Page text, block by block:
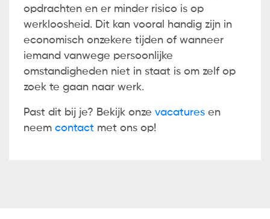
opdrachten en er minder risico is op
werkloosheid. Dit kan vooral handig zijn in
economisch onzekere tijden of wanneer
iemand vanwege persoonlijke
omstandigheden niet in staat is om zelf op
zoek te gaan naar werk.
Past dit bij je? Bekijk onze vacatures en
neem contact met ons op!